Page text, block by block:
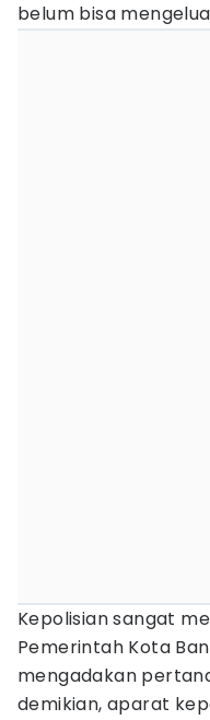
belum bisa
Kepolisian sangat
Pemerintah Kota
mengadakan
demikian, aparat